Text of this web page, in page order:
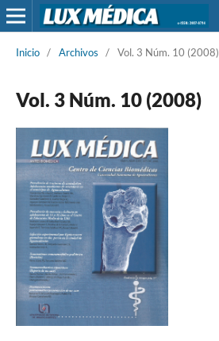
Inicio / Archivos / Vol. 3 Núm. 10 (2008)
Vol. 3 Núm. 10 (2008)